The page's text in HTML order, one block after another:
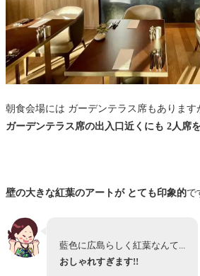
朝食会場には ガーデンテラス席もあります
ガーデンテラス席の出入口近くにも 2人席を
壁の大きな紅葉のアートが とても印象的で
藍色に広島らしく紅葉なんて...
おしゃれすぎます!!